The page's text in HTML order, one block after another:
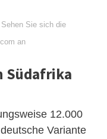
Sehen Sie sich die
an
Südafrika
12.000
Variante